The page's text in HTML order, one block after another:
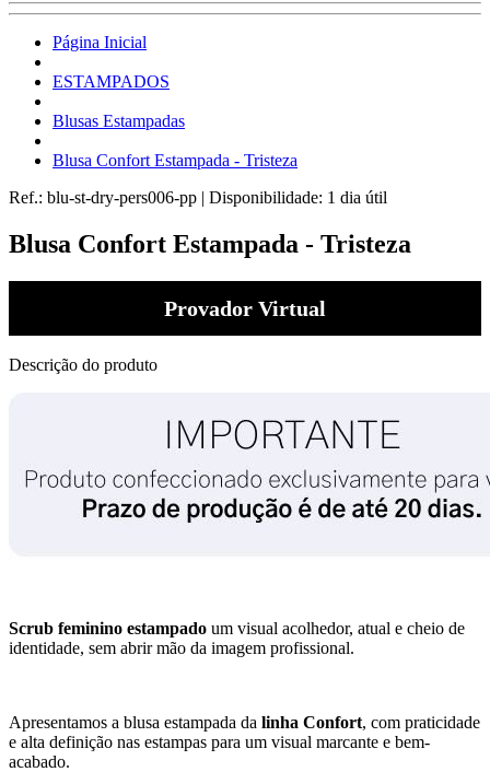
Página Inicial
ESTAMPADOS
Blusas Estampadas
Blusa Confort Estampada - Tristeza
Ref.: blu-st-dry-pers006-pp | Disponibilidade: 1 dia útil
Blusa Confort Estampada - Tristeza
Provador Virtual
Descrição do produto
Scrub feminino estampado um visual acolhedor, atual e cheio de
identidade, sem abrir mão da imagem profissional.
Apresentamos a blusa estampada da linha Confort, com praticidade
e alta definição nas estampas para um visual marcante e bem-
acabado.